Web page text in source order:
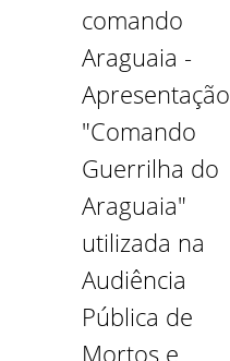
comando
Araguaia -
Apresentação
"Comando
Guerrilha do
Araguaia"
utilizada na
Audiência
Pública de
Mortos e